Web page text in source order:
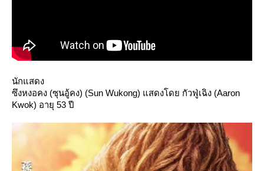
นักแสดง
ซึงหงอคง (ซุนอู้คง) (Sun Wukong) แสดงโดย กัวฟู่เฉิง (Aaron
Kwok) อายุ 53 ปี